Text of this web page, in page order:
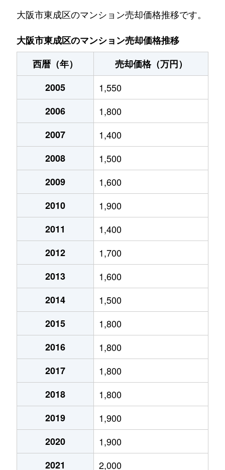
大今里南
1,600万円 今里(近鉄)
大今里南
2,400万円 今里(大阪メトロ)
大今里南
3,400万円 今里(大阪メトロ)
2,600万円 新深江
3,100万円 新深江
4,000万円 今里(大阪メトロ)
2,200万円 今里(大阪メトロ)
1,800万円 今里(大阪メトロ)
1,800万円 玉造(ＪＲ)
2,300万円 玉造(ＪＲ)
3,400万円 鶴橋
2,800万円 鶴橋
2,100万円 鶴橋
2,100万円 鶴橋
3,400万円 玉造(ＪＲ)
3,900万円 玉造(ＪＲ)
3,500万円 玉造(ＪＲ)
2,900万円 玉造(ＪＲ)
1,500万円 森ノ宮
大阪市東成区のマンション売却価格推移です。
大阪市東成区のマンション売却価格推移
西暦（年）
売却価格（万円）
2005
1,550
2006
1,800
2007
1,400
2008
1,500
2009
1,600
2010
1,900
2011
1,400
2012
1,700
2013
1,600
2014
1,500
2015
1,800
2016
1,800
2017
1,800
2018
1,800
2019
1,900
2020
1,900
2021
2,000